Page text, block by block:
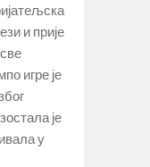
и прије
игре је
је
у